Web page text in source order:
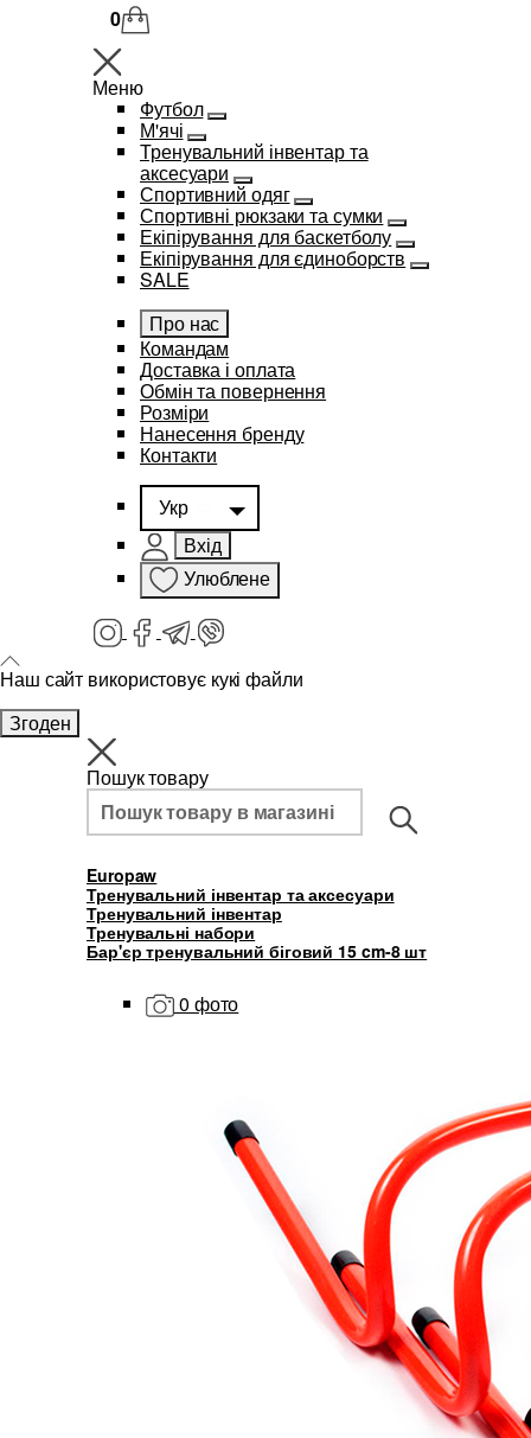
0
Меню
Футбол
М'ячі
Тренувальний інвентар та
аксесуари
Спортивний одяг
Спортивні рюкзаки та сумки
Екіпірування для баскетболу
Екіпірування для єдиноборств
SALE
Про нас
Командам
Доставка і оплата
Обмін та повернення
Розміри
Нанесення бренду
Контакти
Укр
Вхід
Улюблене
Наш сайт використовує кукі файли
Згоден
Пошук товару
Europaw
Тренувальний інвентар та аксесуари
Тренувальний інвентар
Тренувальні набори
Бар'єр тренувальний біговий 15 cm-8 шт
0 фото